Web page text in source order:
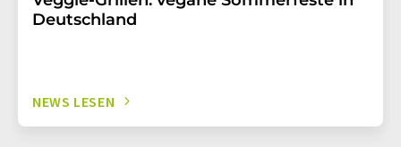
Deutschland
NEWS LESEN